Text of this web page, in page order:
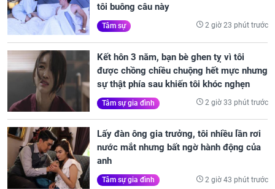
tôi buông câu này
Tâm sự 2 giờ 23 phút trước
Kết hôn 3 năm, bạn bè ghen tỵ vì tôi
được chồng chiều chuộng hết mực nhưng
sự thật phía sau khiến tôi khóc nghẹn
Tâm sự gia đình 2 giờ 33 phút trước
Lấy đàn ông gia trưởng, tôi nhiều lần rơi
nước mắt nhưng bất ngờ hành động của
anh
Tâm sự gia đình 2 giờ 43 phút trước